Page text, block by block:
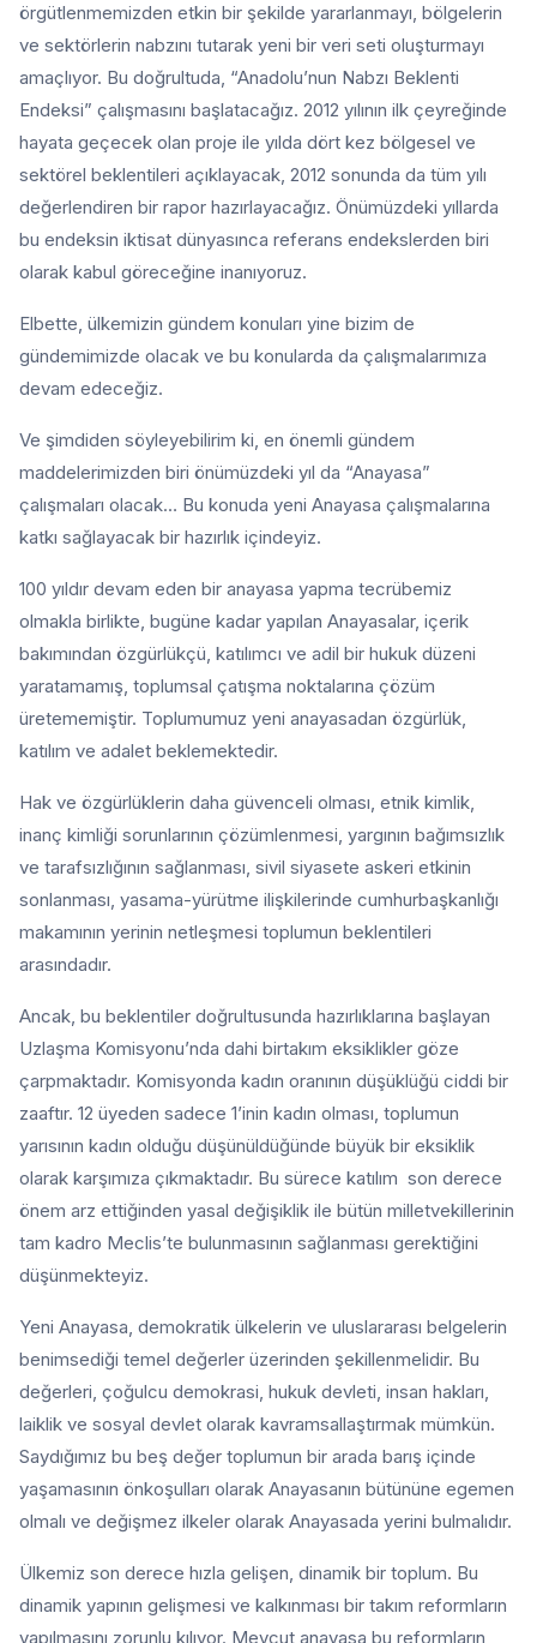
örgütlenmemizden etkin bir şekilde yararlanmayı, bölgelerin
ve sektörlerin nabzını tutarak yeni bir veri seti oluşturmayı
amaçlıyor. Bu doğrultuda, “Anadolu’nun Nabzı Beklenti
Endeksi” çalışmasını başlatacağız. 2012 yılının ilk çeyreğinde
hayata geçecek olan proje ile yılda dört kez bölgesel ve
sektörel beklentileri açıklayacak, 2012 sonunda da tüm yılı
değerlendiren bir rapor hazırlayacağız. Önümüzdeki yıllarda
bu endeksin iktisat dünyasınca referans endekslerden biri
olarak kabul göreceğine inanıyoruz.
Elbette, ülkemizin gündem konuları yine bizim de
gündemimizde olacak ve bu konularda da çalışmalarımıza
devam edeceğiz.
Ve şimdiden söyleyebilirim ki, en önemli gündem
maddelerimizden biri önümüzdeki yıl da “Anayasa”
çalışmaları olacak… Bu konuda yeni Anayasa çalışmalarına
katkı sağlayacak bir hazırlık içindeyiz.
100 yıldır devam eden bir anayasa yapma tecrübemiz
olmakla birlikte, bugüne kadar yapılan Anayasalar, içerik
bakımından özgürlükçü, katılımcı ve adil bir hukuk düzeni
yaratamamış, toplumsal çatışma noktalarına çözüm
üretememiştir. Toplumumuz yeni anayasadan özgürlük,
katılım ve adalet beklemektedir.
Hak ve özgürlüklerin daha güvenceli olması, etnik kimlik,
inanç kimliği sorunlarının çözümlenmesi, yargının bağımsızlık
ve tarafsızlığının sağlanması, sivil siyasete askeri etkinin
sonlanması, yasama-yürütme ilişkilerinde cumhurbaşkanlığı
makamının yerinin netleşmesi toplumun beklentileri
arasındadır.
Ancak, bu beklentiler doğrultusunda hazırlıklarına başlayan
Uzlaşma Komisyonu’nda dahi birtakım eksiklikler göze
çarpmaktadır. Komisyonda kadın oranının düşüklüğü ciddi bir
zaaftır. 12 üyeden sadece 1’inin kadın olması, toplumun
yarısının kadın olduğu düşünüldüğünde büyük bir eksiklik
olarak karşımıza çıkmaktadır. Bu sürece katılım son derece
önem arz ettiğinden yasal değişiklik ile bütün milletvekillerinin
tam kadro Meclis’te bulunmasının sağlanması gerektiğini
düşünmekteyiz.
Yeni Anayasa, demokratik ülkelerin ve uluslararası belgelerin
benimsediği temel değerler üzerinden şekillenmelidir. Bu
değerleri, çoğulcu demokrasi, hukuk devleti, insan hakları,
laiklik ve sosyal devlet olarak kavramsallaştırmak mümkün.
Saydığımız bu beş değer toplumun bir arada barış içinde
yaşamasının önkoşulları olarak Anayasanın bütününe egemen
olmalı ve değişmez ilkeler olarak Anayasada yerini bulmalıdır.
Ülkemiz son derece hızla gelişen, dinamik bir toplum. Bu
dinamik yapının gelişmesi ve kalkınması bir takım reformların
yapılmasını zorunlu kılıyor. Mevcut anayasa bu reformların